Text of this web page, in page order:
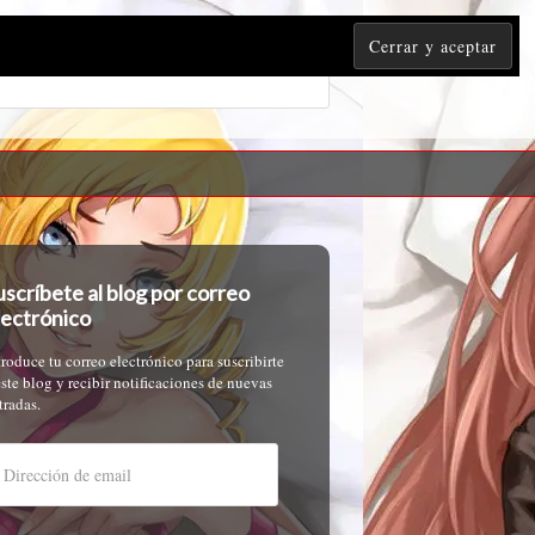
al blog por correo
tu correo electrónico para suscribirte
blog y recibir notificaciones de nuevas